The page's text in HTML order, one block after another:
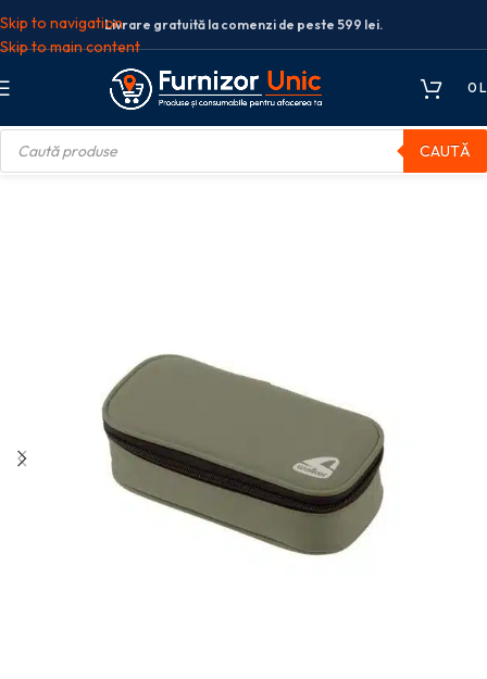
Skip to navigation
Skip to main content
Livrare gratuită la comenzi de peste 599 lei.
0
CAUTĂ
Penare